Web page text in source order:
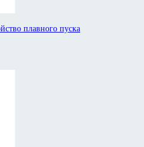
плавного пуска